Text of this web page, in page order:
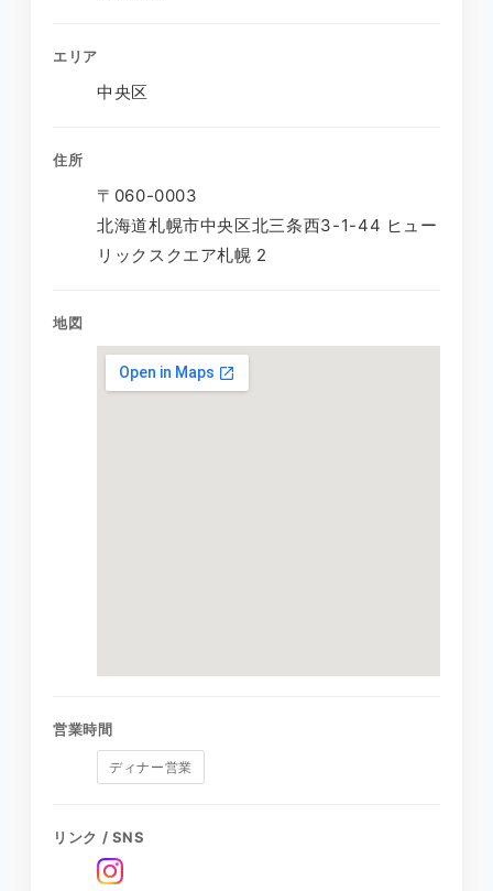
エリア
中央区
住所
〒060-0003
北海道札幌市中央区北三条西3-1-44 ヒュー
リックスクエア札幌 2
地図
営業時間
ディナー営業
リンク / SNS